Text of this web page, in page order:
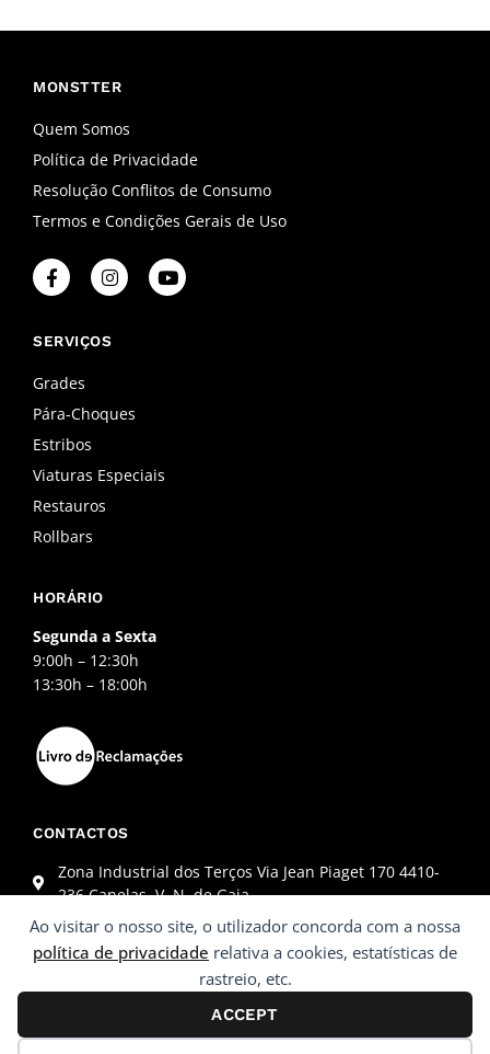
Ao visitar o nosso site, o utilizador concorda com a nossa
política de privacidade relativa a cookies, estatísticas de
rastreio, etc.
ACCEPT
MONSTTER
Quem Somos
Política de Privacidade
Resolução Conflitos de Consumo
Termos e Condições Gerais de Uso
F
a
c
b
o
k
-
f
I
n
s
a
m
Y
o
u
SERVIÇOS
Grades
Pára-Choques
Estribos
Viaturas Especiais
Restauros
Rollbars
HORÁRIO
Segunda a Sexta
9:00h – 12:30h
13:30h – 18:00h
CONTACTOS
Zona Industrial dos Terços Via Jean Piaget 170 4410-
236 Canelas, V. N. de Gaia
+351 227 845 864 (Chamada para a rede fixa nacional)
geral@monstter.pt
© 2022 Monstter